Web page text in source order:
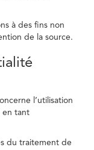
à des fins non
de la source.
l’utilisation
en tant
du traitement de